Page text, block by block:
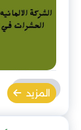
المزيد